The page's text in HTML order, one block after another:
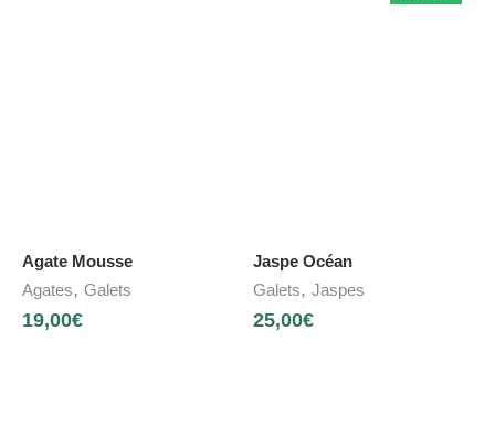
Agate Mousse
Agates, Galets
19,00€
Jaspe Océan
Galets, Jaspes
25,00€